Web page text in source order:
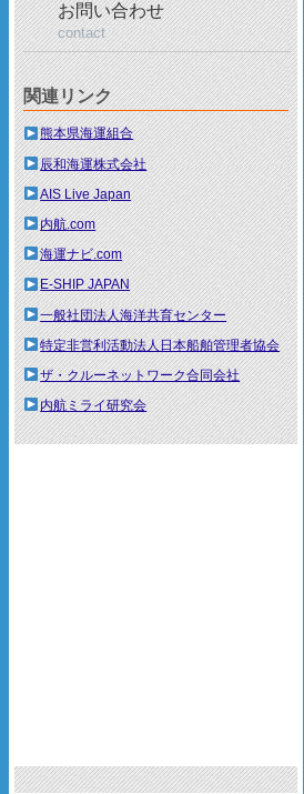
お問い合わせ
contact
関連リンク
熊本県海運組合
辰和海運株式会社
AIS Live Japan
内航.com
海運ナビ.com
E-SHIP JAPAN
一般社団法人海洋共育センター
特定非営利活動法人日本船舶管理者協会
ザ・クルーネットワーク合同会社
内航ミライ研究会